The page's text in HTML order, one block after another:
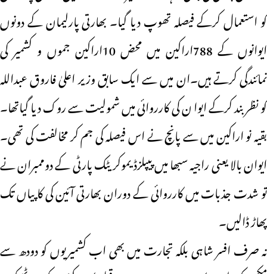
کو استعمال کرکے فیصلہ تھوپ دیا گیا۔ بھارتی پارلیمان کے دونوں
ایوانوں کے 788اراکین میں محض 10اراکین جموں و کشمیر کی
نمائندگی کرتے ہیں۔ان میں سے ایک سابق وزیر اعلیٰ فاروق عبداللہ
کو نظر بند کرکے ایوا ن کی کارروائی میں شمولیت سے روک دیا گیاتھا۔
بقیہ نو اراکین میں سے پانچ نے اس فیصلہ کی جم کر مخالفت کی تھی۔
ایوان بالا یعنی راجیہ سبھا میں پیپلزڈیموکریٹک پارٹی کے دوممبران نے
تو شدت جذبات میں کارروائی کے دوران بھارتی آئین کی کاپیاں تک
پھاڑ ڈالیں۔
نہ صرف افسر شاہی بلکہ تجارت میں بھی اب کشمیریوں کو دودھ سے